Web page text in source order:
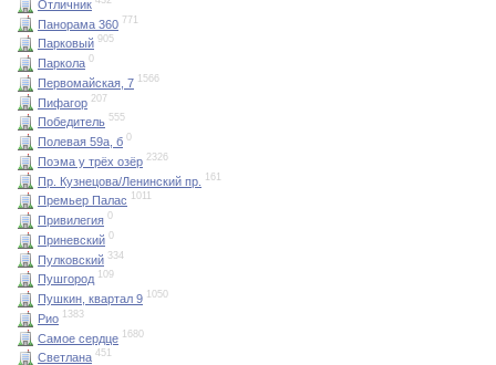
Отличник
Панорама 360 771
Парковый 905
Паркола 0
Первомайская, 7 1566
Пифагор 207
Победитель 555
Полевая 59а, б 0
Поэма у трёх озёр 2326
Пр. Кузнецова/Ленинский пр. 161
Премьер Палас 1011
Привилегия 0
Приневский 0
Пулковский 334
Пушгород 109
Пушкин, квартал 9 1050
Рио 1383
Самое сердце 1680
Светлана 451